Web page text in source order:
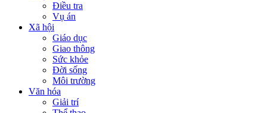
Điều tra
Vụ án
Xã hội
Giáo dục
Giao thông
Sức khỏe
Đời sống
Môi trường
Văn hóa
Giải trí